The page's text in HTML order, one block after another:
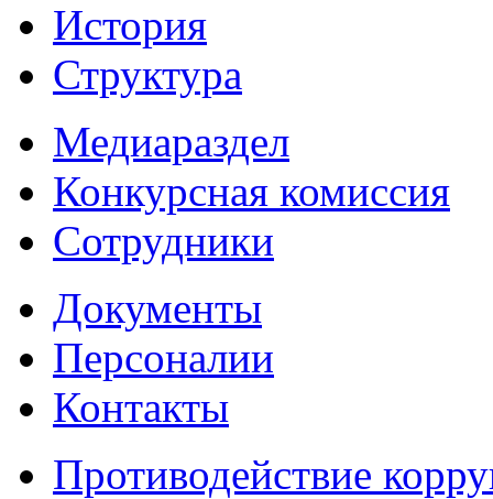
История
Структура
Медиараздел
Конкурсная комиссия
Сотрудники
Документы
Персоналии
Контакты
Противодействие